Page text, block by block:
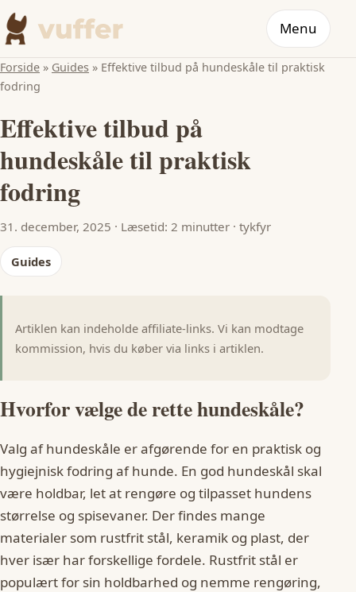
Menu
Forside » Guides » Effektive tilbud på hundeskåle til praktisk
fodring
Effektive tilbud på
hundeskåle til praktisk
fodring
31. december, 2025 · Læsetid: 2 minutter · tykfyr
Guides
Artiklen kan indeholde affiliate-links. Vi kan modtage
kommission, hvis du køber via links i artiklen.
Hvorfor vælge de rette hundeskåle?
Valg af hundeskåle er afgørende for en praktisk og
hygiejnisk fodring af hunde. En god hundeskål skal
være holdbar, let at rengøre og tilpasset hundens
størrelse og spisevaner. Der findes mange
materialer som rustfrit stål, keramik og plast, der
hver især har forskellige fordele. Rustfrit stål er
populært for sin holdbarhed og nemme rengøring,